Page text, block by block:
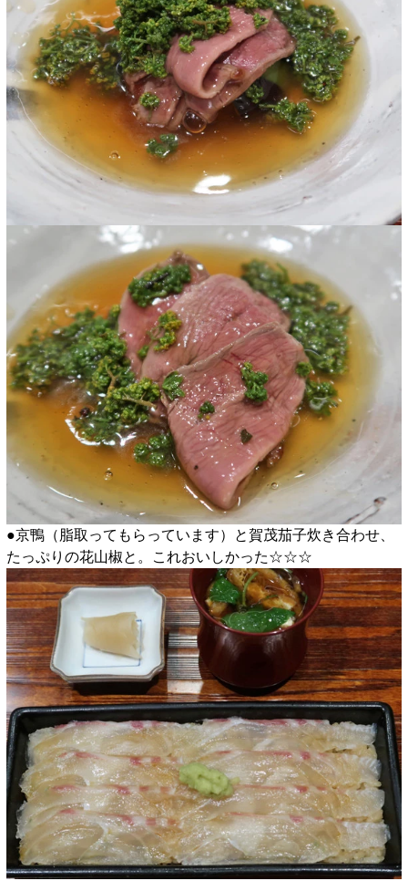
●京鴨（脂取ってもらっています）と賀茂茄子炊き合わせ、
たっぷりの花山椒と。これおいしかった☆☆☆